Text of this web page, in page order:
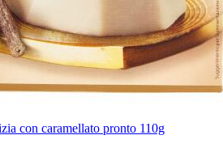
con caramellato pronto 110g